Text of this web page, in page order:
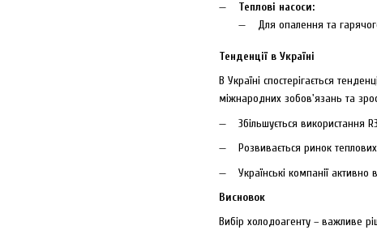
Теплові насоси:
Для опалення та
Тенденції в Україні
В Україні спостерігається
міжнародних зобов'язань та
Збільшується використання
Розвивається ринок
Українські компанії
Висновок
Вибір холодоагенту – важливе